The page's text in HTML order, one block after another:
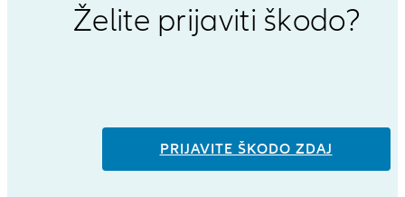
Želite prijaviti škodo?
PRIJAVITE ŠKODO ZDAJ